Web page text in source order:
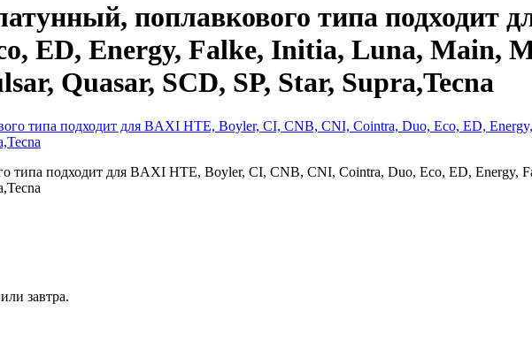
поплавкового типа подходит
ED, Energy, Falke, Initia, Luna, Main,
Quasar, SCD, SP, Star, Supra,Tecna
типа подходит для BAXI HTE, Boyler, CI, CNB, CNI, Cointra, Duo, Eco, ED, Energy,